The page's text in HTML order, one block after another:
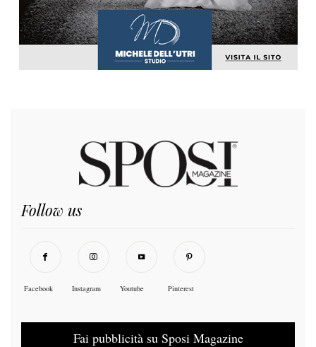
Follow us
Facebook Instagram Youtube Pinterest
Fai pubblicità su Sposi Magazine